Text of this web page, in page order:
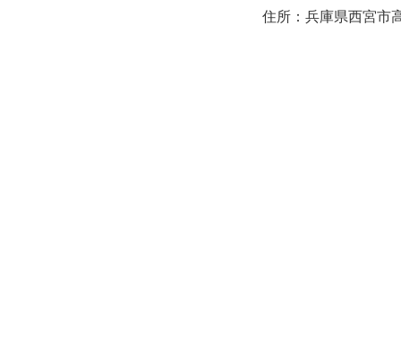
住所：兵庫県西宮市